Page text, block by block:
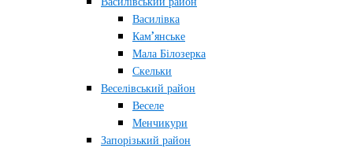
Василівка
Кам’янське
Мала Білозерка
Скельки
Веселівський район
Веселе
Менчикури
Запорізький район